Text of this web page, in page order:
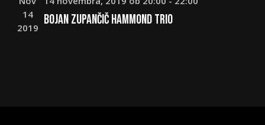
14
2019 Bojan Zupančič Hammond Trio